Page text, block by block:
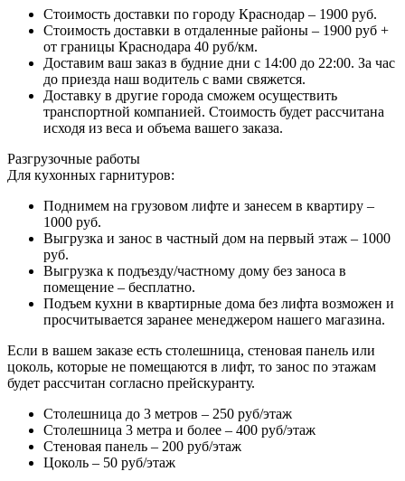
Стоимость доставки по городу Краснодар – 1900 руб.
Стоимость доставки в отдаленные районы – 1900 руб +
от границы Краснодара 40 руб/км.
Доставим ваш заказ в будние дни с 14:00 до 22:00. За час
до приезда наш водитель с вами свяжется.
Доставку в другие города сможем осуществить
транспортной компанией. Стоимость будет рассчитана
исходя из веса и объема вашего заказа.
Разгрузочные работы
Для кухонных гарнитуров:
Поднимем на грузовом лифте и занесем в квартиру –
1000 руб.
Выгрузка и занос в частный дом на первый этаж – 1000
руб.
Выгрузка к подъезду/частному дому без заноса в
помещение – бесплатно.
Подъем кухни в квартирные дома без лифта возможен и
просчитывается заранее менеджером нашего магазина.
Если в вашем заказе есть столешница, стеновая панель или
цоколь, которые не помещаются в лифт, то занос по этажам
будет рассчитан согласно прейскуранту.
Столешница до 3 метров – 250 руб/этаж
Столешница 3 метра и более – 400 руб/этаж
Стеновая панель – 200 руб/этаж
Цоколь – 50 руб/этаж